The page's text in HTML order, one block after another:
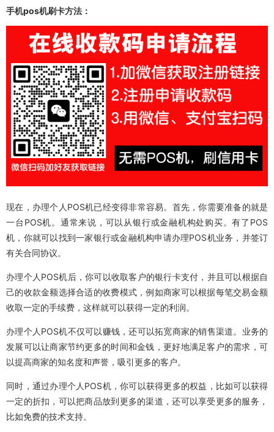
手机pos机刷卡方法：
现在，办理个人POS机已经变得非常容易。首先，你需要准备的就是
一台POS机。通常来说，可以从银行或金融机构处购买。有了POS
机，你就可以找到一家银行或金融机构申请办理POS机业务，并签订
有关合同协议。
办理个人POS机后，你可以收取客户的银行卡支付，并且可以根据自
己的收款金额选择合适的收费模式，例如商家可以根据每笔交易金额
收取一定的手续费，这样就可以获得一定的利润。
办理个人POS机不仅可以赚钱，还可以拓宽商家的销售渠道。业务的
发展可以让商家节约更多的时间和金钱，更好地满足客户的需求，可
以提高商家的知名度和声誉，吸引更多的客户。
同时，通过办理个人POS机，你可以获得更多的权益，比如可以获得
一定的折扣，可以把商品放到更多的渠道，还可以享受更多的服务，
比如免费的技术支持。